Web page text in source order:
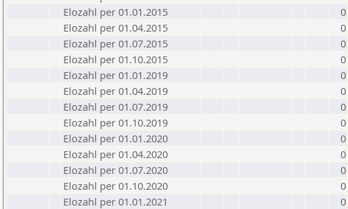
Elozahl per 01.01.2015
0
Elozahl per 01.04.2015
0
Elozahl per 01.07.2015
0
Elozahl per 01.10.2015
0
Elozahl per 01.01.2019
0
Elozahl per 01.04.2019
0
Elozahl per 01.07.2019
0
Elozahl per 01.10.2019
0
Elozahl per 01.01.2020
0
Elozahl per 01.04.2020
0
Elozahl per 01.07.2020
0
Elozahl per 01.10.2020
0
Elozahl per 01.01.2021
0